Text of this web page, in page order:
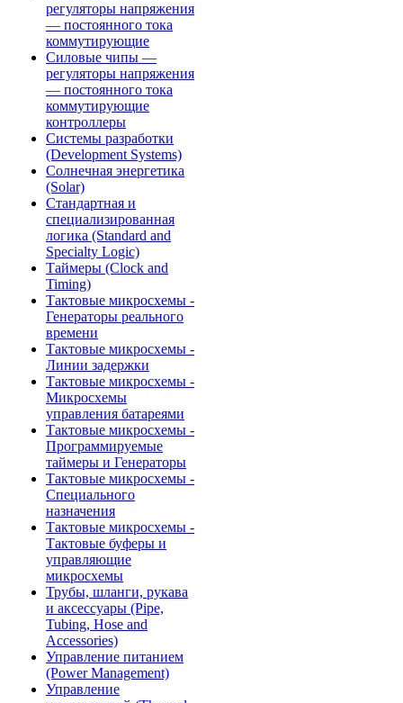
регуляторы напряжения
— постоянного тока
коммутирующие
Силовые чипы —
регуляторы напряжения
— постоянного тока
коммутирующие
контроллеры
Системы разработки
(Development Systems)
Солнечная энергетика
(Solar)
Стандартная и
специализированная
логика (Standard and
Specialty Logic)
Таймеры (Clock and
Timing)
Тактовые микросхемы -
Генераторы реального
времени
Тактовые микросхемы -
Линии задержки
Тактовые микросхемы -
Микросхемы
управления батареями
Тактовые микросхемы -
Программируемые
таймеры и Генераторы
Тактовые микросхемы -
Специального
назначения
Тактовые микросхемы -
Тактовые буферы и
управляющие
микросхемы
Трубы, шланги, рукава
и аксессуары (Pipe,
Tubing, Hose and
Accessories)
Управление питанием
(Power Management)
Управление